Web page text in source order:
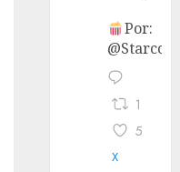
Por:
1
5
X